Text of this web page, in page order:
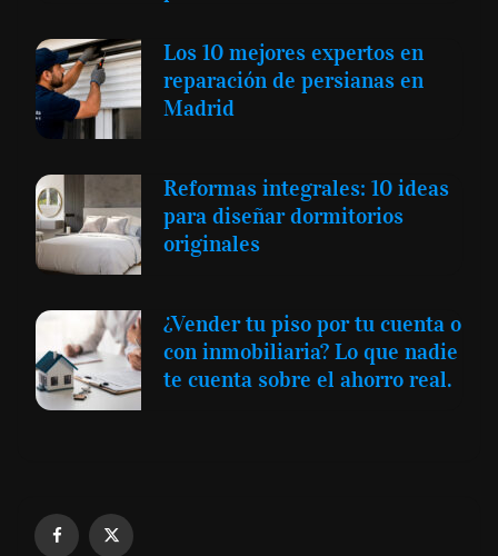
Los 10 mejores expertos en
reparación de persianas en
Madrid
Reformas integrales: 10 ideas
para diseñar dormitorios
originales
¿Vender tu piso por tu cuenta o
con inmobiliaria? Lo que nadie
te cuenta sobre el ahorro real.